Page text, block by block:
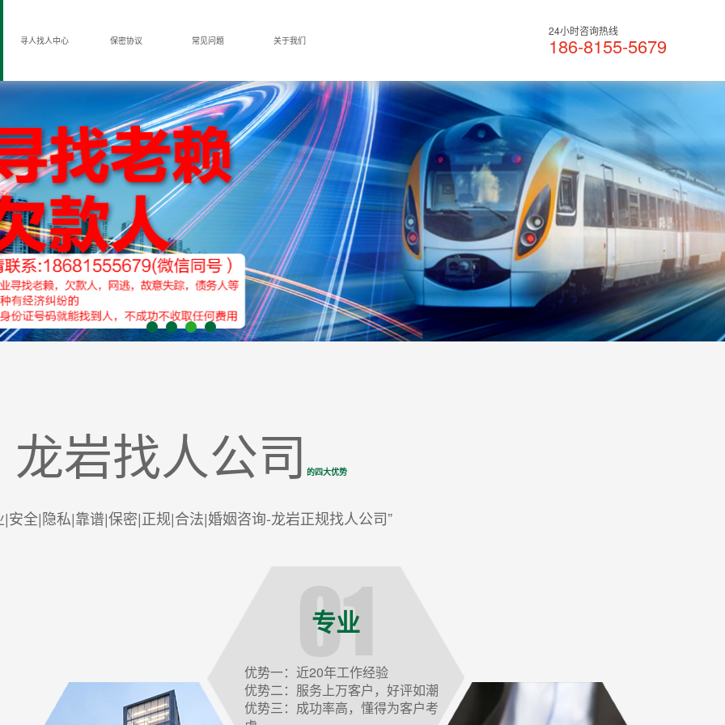
寻人找人中心 保密协议 常见问题 关于我们
24小时咨询热线
186-8155-5679
龙岩找人公司 的四大优势
|安全|隐私|靠谱|保密|正规|合法|婚姻咨询-龙岩正规找人公司”
专业
优势一：近20年工作经验
优势二：服务上万客户，好评如潮
优势三：成功率高，懂得为客户考